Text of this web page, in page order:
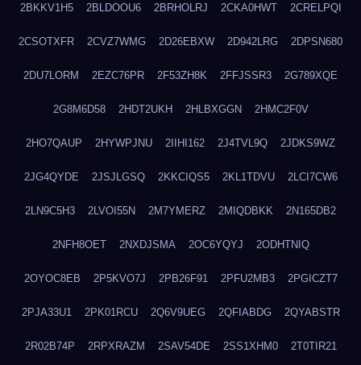
2BKKV1H5 2BLDOOU6 2BRHOLRJ 2CKA0HWT 2CRELPQI
2CSOTXFR 2CVZ7WMG 2D26EBXW 2D942LRG 2DPSN680
2DU7LORM 2EZC76PR 2F53ZH8K 2FFJSSR3 2G789XQE
2G8M6D58 2HDT2UKH 2HLBXGGN 2HMC2F0V
2HO7QAUP 2HYWPJNU 2IIHI162 2J4TVL9Q 2JDKS9WZ
2JG4QYDE 2JSJLGSQ 2KKCIQS5 2KL1TDVU 2LCI7CW6
2LN9C5H3 2LVOI55N 2M7YMERZ 2MIQDBKK 2N165DB2
2NFH8OET 2NXDJSMA 2OC6YQYJ 2ODHTNIQ
2OYOC8EB 2P5KVO7J 2PB26F91 2PFU2MB3 2PGICZT7
2PJA33U1 2PK01RCU 2Q6V9UEG 2QFIABDG 2QYABSTR
2R02B74P 2RPXRAZM 2SAV54DE 2SS1XHM0 2T0TIR21